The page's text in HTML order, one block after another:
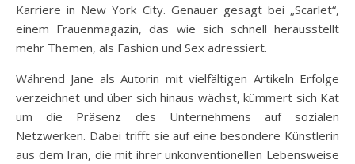
Karriere in New York City. Genauer gesagt bei „Scarlet“,
einem Frauenmagazin, das wie sich schnell herausstellt
mehr Themen, als Fashion und Sex adressiert.
Während Jane als Autorin mit vielfältigen Artikeln Erfolge
verzeichnet und über sich hinaus wächst, kümmert sich Kat
um die Präsenz des Unternehmens auf sozialen
Netzwerken. Dabei trifft sie auf eine besondere Künstlerin
aus dem Iran, die mit ihrer unkonventionellen Lebensweise